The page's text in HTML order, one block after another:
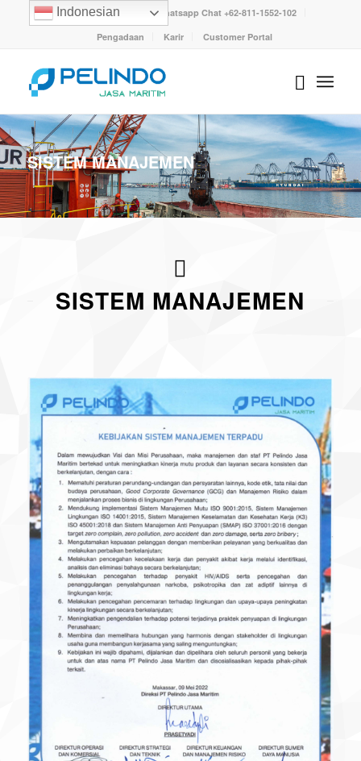
Customer Care 102, Whatsapp Chat +62-811-1552-102
Pengadaan
Karir Customer Portal
SISTEM MANAJEMEN
SISTEM MANAJEMEN
Indonesian